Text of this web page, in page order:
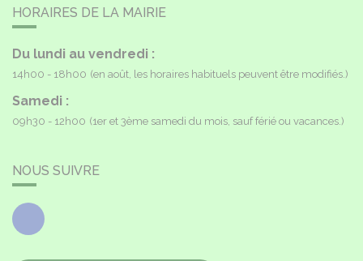
HORAIRES DE LA MAIRIE
Du lundi au vendredi :
14h00 - 18h00 (en août, les horaires habituels peuvent être modifiés.)
Samedi :
09h30 - 12h00 (1er et 3ème samedi du mois, sauf férié ou vacances.)
NOUS SUIVRE
Facebook